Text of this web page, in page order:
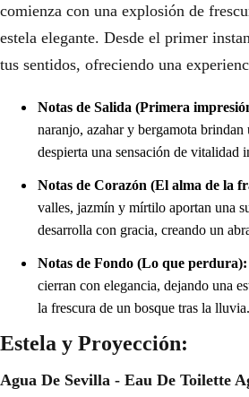
comienza con una explosión de
estela elegante. Desde el primer
tus sentidos, ofreciendo una
Notas de Salida (Primera
naranjo, azahar y bergamota
despierta una sensación de vitalidad
Notas de Corazón (El alma de la
valles, jazmín y mírtilo aportan una
desarrolla con gracia, creando un
Notas de Fondo (Lo que perdura):
cierran con elegancia, dejando una
la frescura de un bosque tras la lluvia.
Estela y Proyección:
Agua De Sevilla - Eau De Toilette